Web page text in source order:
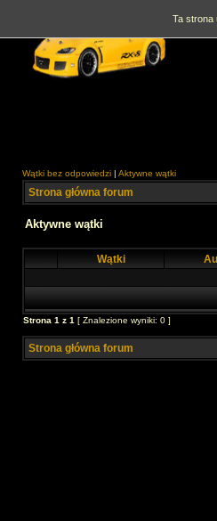
Wątki bez odpowiedzi | Aktywne wątki
Strona główna forum
Aktywne wątki
Wątki
Strona 1 z 1 [ Znalezione wyniki: 0 ]
Strona główna forum
Ta strona